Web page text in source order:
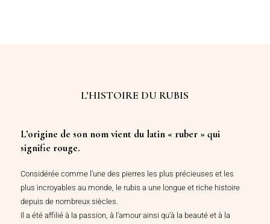
L’HISTOIRE DU RUBIS
L’origine de son nom vient du latin « ruber » qui
signifie rouge.
Considérée comme l’une des pierres les plus précieuses et les
plus incroyables au monde, le rubis a une longue et riche histoire
depuis de nombreux siècles.
Il a été affilié à la passion, à l’amour ainsi qu’à la beauté et à la